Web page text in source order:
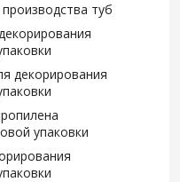
туб
декорирования
упаковки